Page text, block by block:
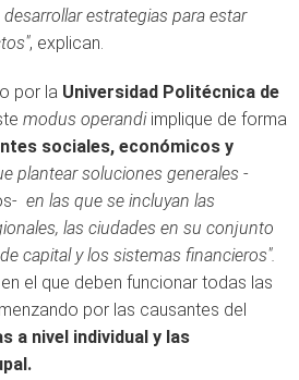
estrategias para estar
, explican.
por la Universidad Politécnica de
modus operandiimplique de forma
sociales, económicos y
plantear soluciones generales -
en las que se incluyan las
las ciudades en su conjunto
capital y los sistemas financieros".
el que deben funcionar todas las
por las causantes del
a nivel individual y las